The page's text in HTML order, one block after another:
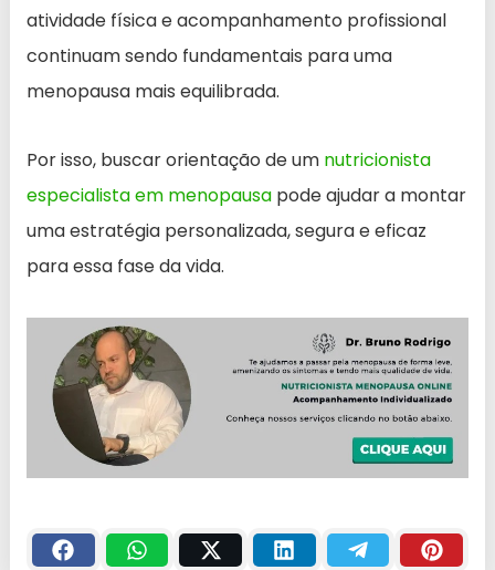
atividade física e acompanhamento profissional
continuam sendo fundamentais para uma
menopausa mais equilibrada.
Por isso, buscar orientação de um nutricionista
especialista em menopausa pode ajudar a montar
uma estratégia personalizada, segura e eficaz
para essa fase da vida.